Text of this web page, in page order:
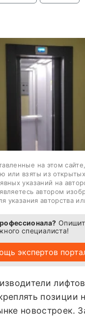
на этом
или взяты из
указаний на
автором
указания авторства
специалиста!
экспертов
лифтов
позиции
новостроек.